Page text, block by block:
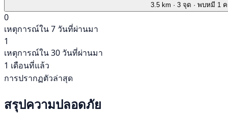
3.5 km · 3 จุด · พบหมี 1
0
เหตุการณ์ใน 7 วันที่ผ่านมา
1
เหตุการณ์ใน 30 วันที่ผ่านมา
1 เดือนที่แล้ว
การปรากฏตัวล่าสุด
สรุปความปลอดภัย